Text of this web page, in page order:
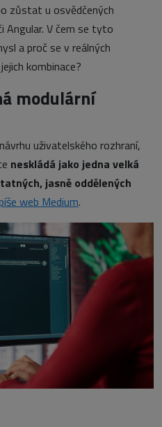
zůstat u osvědčených
Angular. V čem se tyto
a proč se v reálných
kombinace?
modulární
uživatelského rozhraní,
neskládá jako jedna velká
jasně oddělených
web Medium.